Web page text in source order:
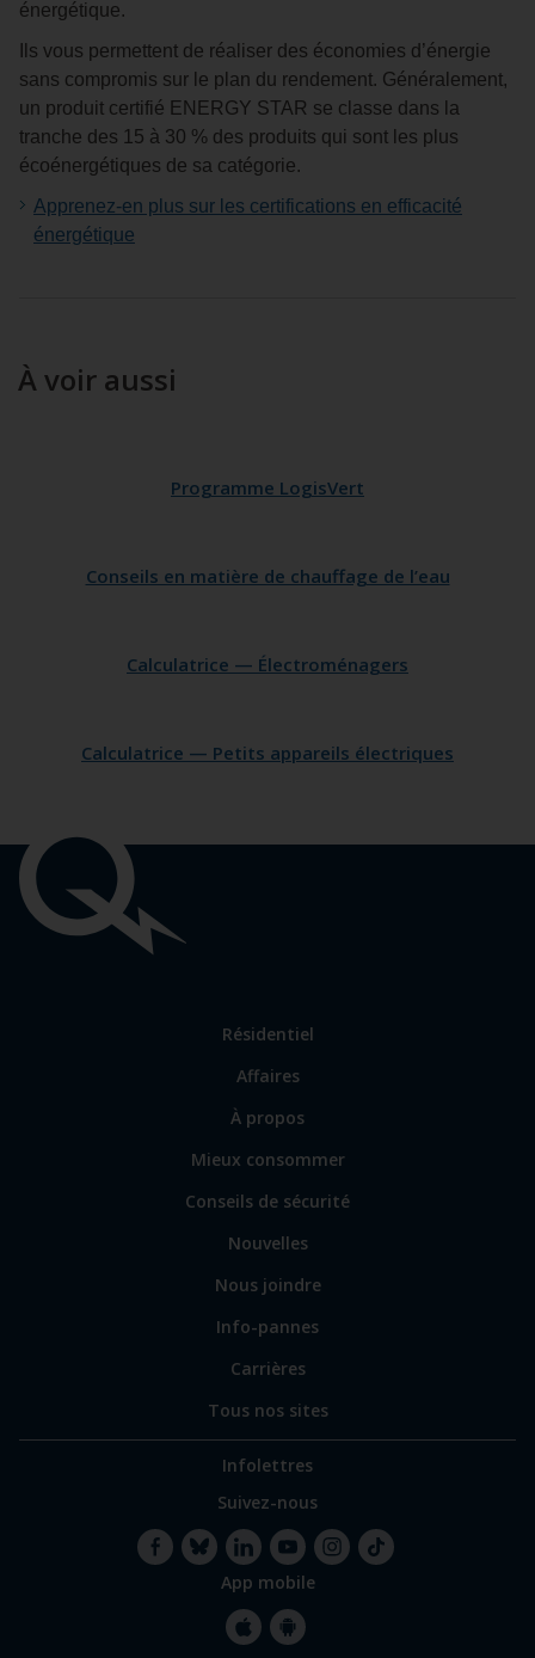
énergétique.
Ils vous permettent de réaliser des économies d’énergie
sans compromis sur le plan du rendement. Généralement,
un produit certifié ENERGY STAR se classe dans la
tranche des 15 à 30 % des produits qui sont les plus
écoénergétiques de sa catégorie.
Apprenez-en plus sur les certifications en efficacité
énergétique
À voir aussi
Programme LogisVert
Conseils en matière de chauffage de l’eau
Calculatrice — Électroménagers
Calculatrice — Petits appareils électriques
importants
Lien
les
principales
Résidentiel
Affaires
Lien
certains
sites
À propos
Mieux consommer
Conseils de sécurité
Nouvelles
Nous joindre
Info-pannes
Carrières
Tous nos sites
Infolettres
Suivez-nous
BlueskyLinkedInYouTube
App mobile